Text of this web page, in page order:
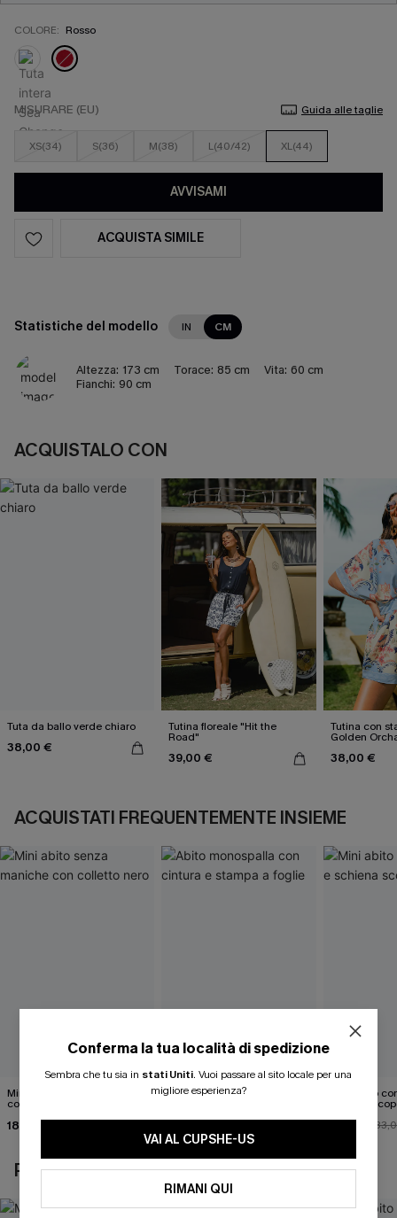
COLORE: Rosso
MISURARE (EU) Guida alle taglie
XS(34) S(36) M(38) L(40/42) XL(44)
AVVISAMI
ACQUISTA SIMILE
Statistiche del modello IN CM
Altezza: 173 cm Torace: 85 cm Vita: 60 cm
Fianchi: 90 cm
ACQUISTALO CON
Tuta da ballo verde chiaro
38,00 €
Tutina floreale "Hit the
Road"
39,00 €
Tutina con
Golden
38,00 €
ACQUISTATI FREQUENTEMENTE INSIEME
Mini abito senza maniche
con colletto nero
18,90 €
Abito monospalla con Mini abito
schiena
POTREBBE INTERESSARTI ANCHE
Conferma la tua località di spedizione
Sembra che tu sia in stati Uniti. Vuoi passare al sito locale per una
migliore esperienza?
VAI AL CUPSHE-US
RIMANI QUI